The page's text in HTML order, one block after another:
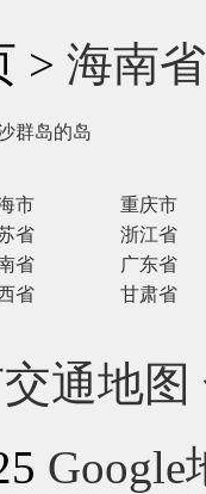
> 海南
群岛的岛
市
重庆市
省
浙江省
省
广东省
省
甘肃省
通地图
Google